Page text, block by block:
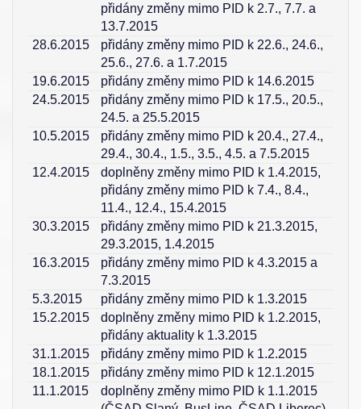
přidány změny mimo PID k 2.7., 7.7. a
13.7.2015
28.6.2015
přidány změny mimo PID k 22.6., 24.6.,
25.6., 27.6. a 1.7.2015
19.6.2015
přidány změny mimo PID k 14.6.2015
24.5.2015
přidány změny mimo PID k 17.5., 20.5.,
24.5. a 25.5.2015
10.5.2015
přidány změny mimo PID k 20.4., 27.4.,
29.4., 30.4., 1.5., 3.5., 4.5. a 7.5.2015
12.4.2015
doplněny změny mimo PID k 1.4.2015,
přidány změny mimo PID k 7.4., 8.4.,
11.4., 12.4., 15.4.2015
30.3.2015
přidány změny mimo PID k 21.3.2015,
29.3.2015, 1.4.2015
16.3.2015
přidány změny mimo PID k 4.3.2015 a
7.3.2015
5.3.2015
přidány změny mimo PID k 1.3.2015
15.2.2015
doplněny změny mimo PID k 1.2.2015,
přidány aktuality k 1.3.2015
31.1.2015
přidány změny mimo PID k 1.2.2015
18.1.2015
přidány změny mimo PID k 12.1.2015
11.1.2015
doplněny změny mimo PID k 1.1.2015